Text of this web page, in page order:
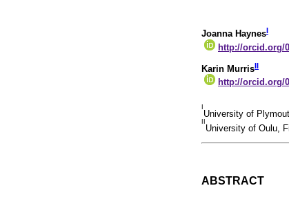
Joanna Haynes
http://orcid.org/
Karin MurrisII
http://orcid.org/
University of
University of Oulu,
ABSTRACT